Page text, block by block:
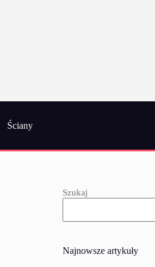
Ściany
Szukaj
Najnowsze artykuły